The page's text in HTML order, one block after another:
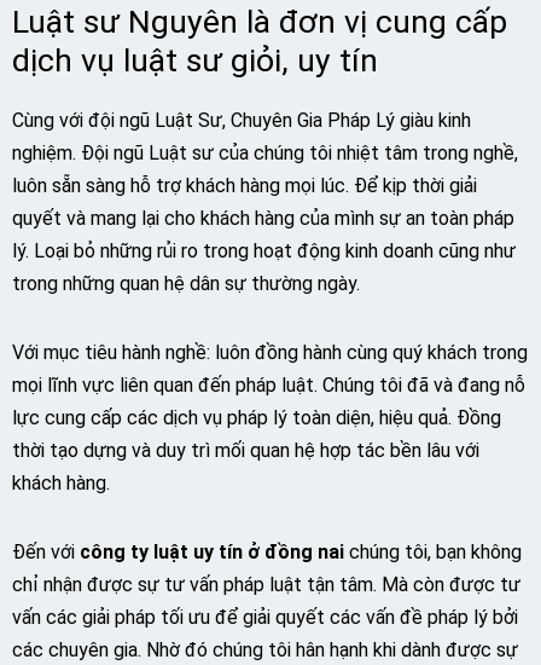
Luật sư Nguyên là đơn vị cung cấp
dịch vụ luật sư giỏi, uy tín
Cùng với đội ngũ Luật Sư, Chuyên Gia Pháp Lý giàu kinh
nghiệm. Đội ngũ Luật sư của chúng tôi nhiệt tâm trong nghề,
luôn sẵn sàng hỗ trợ khách hàng mọi lúc. Để kịp thời giải
quyết và mang lại cho khách hàng của mình sự an toàn pháp
lý. Loại bỏ những rủi ro trong hoạt động kinh doanh cũng như
trong những quan hệ dân sự thường ngày.
Với mục tiêu hành nghề: luôn đồng hành cùng quý khách trong
mọi lĩnh vực liên quan đến pháp luật. Chúng tôi đã và đang nỗ
lực cung cấp các dịch vụ pháp lý toàn diện, hiệu quả. Đồng
thời tạo dựng và duy trì mối quan hệ hợp tác bền lâu với
khách hàng.
Đến với công ty luật uy tín ở đồng nai chúng tôi, bạn không
chỉ nhận được sự tư vấn pháp luật tận tâm. Mà còn được tư
vấn các giải pháp tối ưu để giải quyết các vấn đề pháp lý bởi
các chuyên gia. Nhờ đó chúng tôi hân hạnh khi dành được sự